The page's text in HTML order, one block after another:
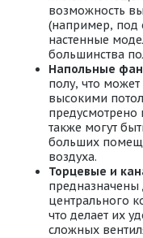
возможность
(например, под
настенные
большинства
Напольные
полу, что
высокими
также могут
больших
воздуха.
Торцевые и
предназначены
центрального
что делает их
сложных